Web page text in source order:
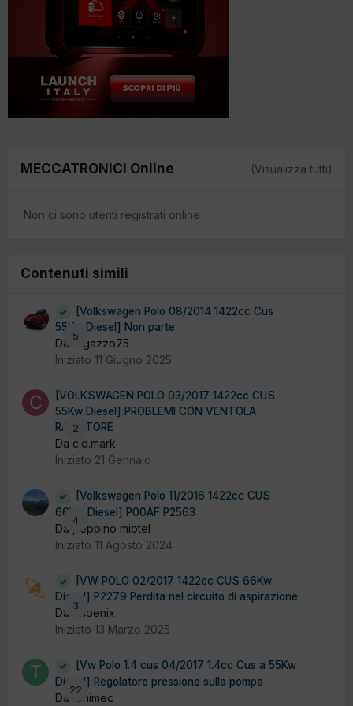
MECCATRONICI Online (Visualizza tutti)
Non ci sono utenti registrati online
Contenuti simili
5
[Volkswagen Polo 08/2014 1422cc Cus
55Kw Diesel] Non parte
Da ragazzo75
Iniziato 11 Giugno 2025
2
[VOLKSWAGEN POLO 03/2017 1422cc CUS
55Kw Diesel] PROBLEMI CON VENTOLA
RADIATORE
Da c.d.mark
Iniziato 21 Gennaio
4
[Volkswagen Polo 11/2016 1422cc CUS
66Kw Diesel] P00AF P2563
Da peppino mibtel
Iniziato 11 Agosto 2024
3
[VW POLO 02/2017 1422cc CUS 66Kw
Diesel] P2279 Perdita nel circuito di aspirazione
Da Phoenix
Iniziato 13 Marzo 2025
22
[Vw Polo 1.4 cus 04/2017 1.4cc Cus a 55Kw
Diesel] Regolatore pressione sulla pompa
Da tonimec